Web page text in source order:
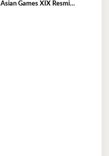
Asian Games XIX Resmi